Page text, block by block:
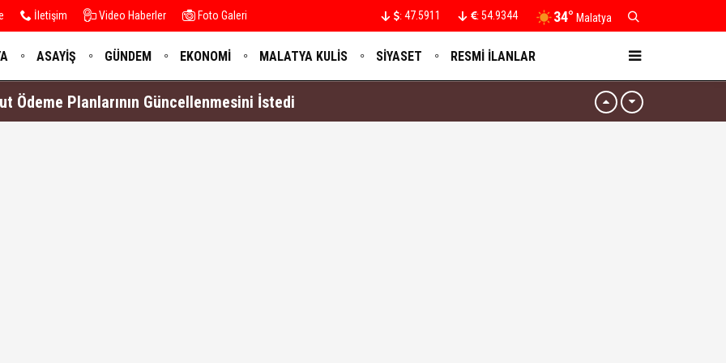
İletişim Video Haberler Foto Galeri : 47.5911 : 54.9344 34° Malatya
ASAYIŞ GÜNDEM EKONOMI MALATYA KULIS SIYASET RESMI İLANLAR
Ödeme Planlarının Güncellenmesini İstedi